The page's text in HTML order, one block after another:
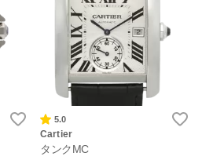
5.0
Cartier
タンクMC